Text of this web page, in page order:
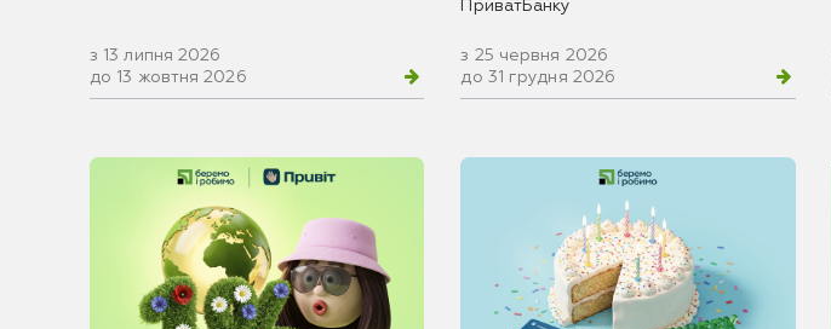
з 13 липня 2026
до 13 жовтня 2026
ПриватБанку
з 25 червня 2026
до 31 грудня 2026